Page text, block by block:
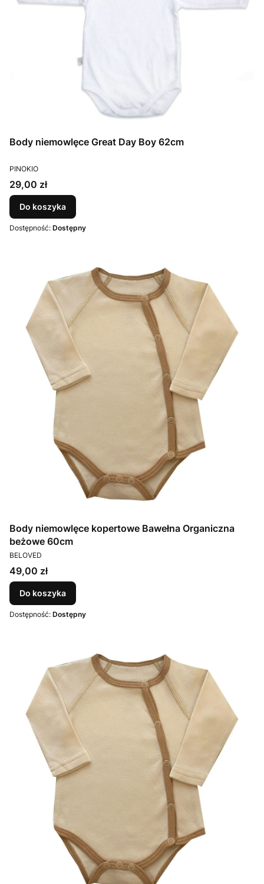
Body niemowlęce Great Day Boy 62cm
PRODUCENT
PINOKIO
Cena
29,00 zł
Do koszyka
Dostępność: Dostępny
Body niemowlęce kopertowe Bawełna Organiczna
beżowe 60cm
PRODUCENT
BELOVED
Cena
49,00 zł
Do koszyka
Dostępność: Dostępny